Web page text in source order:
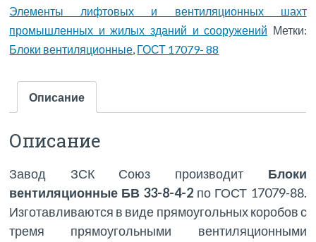
Элементы лифтовых и вентиляционных шахт
промышленных и жилых зданий и сооружений Метки:
Блоки вентиляционные, ГОСТ 17079- 88
Описание
Описание
Завод ЗСК Союз производит Блоки
вентиляционные БВ 33-8-4-2 по ГОСТ 17079-88.
Изготавливаются в виде прямоугольных коробов с
тремя прямоугольными вентиляционными